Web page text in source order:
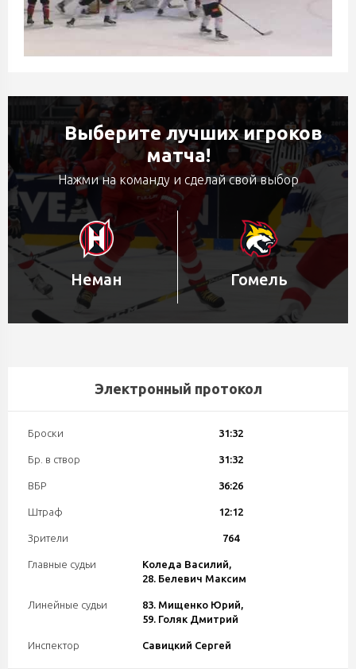
Выберите лучших игроков
матча!
Нажми на команду и сделай свой выбор
Неман Гомель
Электронный протокол
Броски 31:32
Бр. в створ 31:32
ВБР 36:26
Штраф 12:12
Зрители 764
Главные судьи
Коледа Василий,
28. Белевич Максим
Линейные судьи
83. Мищенко Юрий,
59. Голяк Дмитрий
Инспектор Савицкий Сергей